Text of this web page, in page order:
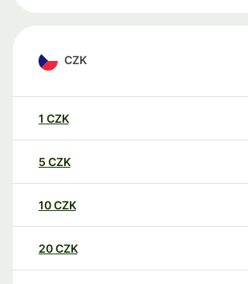
CZK
1 CZK
5 CZK
10CZK
20CZK